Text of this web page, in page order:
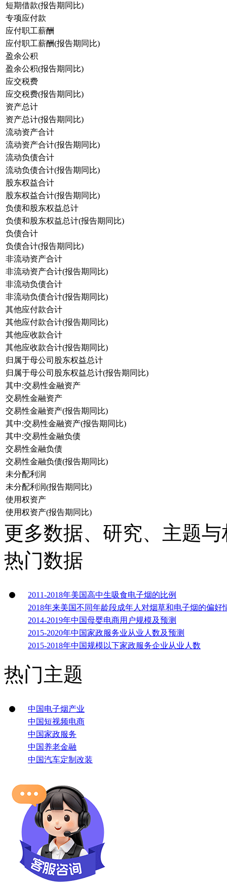
短期借款(报告期同比)
专项应付款
应付职工薪酬
应付职工薪酬(报告期同比)
盈余公积
盈余公积(报告期同比)
应交税费
应交税费(报告期同比)
资产总计
资产总计(报告期同比)
流动资产合计
流动资产合计(报告期同比)
流动负债合计
流动负债合计(报告期同比)
股东权益合计
股东权益合计(报告期同比)
负债和股东权益总计
负债和股东权益总计(报告期同比)
负债合计
负债合计(报告期同比)
非流动资产合计
非流动资产合计(报告期同比)
非流动负债合计
非流动负债合计(报告期同比)
其他应付款合计
其他应付款合计(报告期同比)
其他应收款合计
其他应收款合计(报告期同比)
归属于母公司股东权益总计
归属于母公司股东权益总计(报告期同比)
其中:交易性金融资产
交易性金融资产
交易性金融资产(报告期同比)
其中:交易性金融资产(报告期同比)
其中:交易性金融负债
交易性金融负债
交易性金融负债(报告期同比)
未分配利润
未分配利润(报告期同比)
使用权资产
使用权资产(报告期同比)
更多数据、研究、主题
热门数据
2011-2018年美国高中生吸食电子烟的比例
2018年来美国不同年龄段成年人对烟草和电子烟的偏好
2014-2019年中国母婴电商用户规模及预测
2015-2020年中国家政服务业从业人数及预测
2015-2018年中国规模以下家政服务企业从业人数
热门主题
中国电子烟产业
中国短视频电商
中国家政服务
中国养老金融
中国汽车定制改装